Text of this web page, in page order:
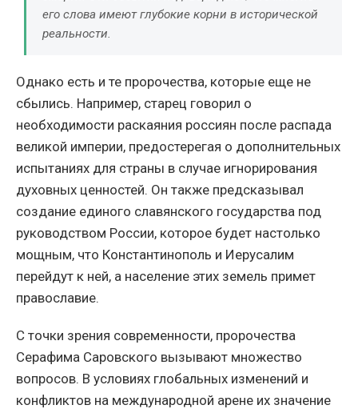
его слова имеют глубокие корни в исторической
реальности.
Однако есть и те пророчества, которые еще не
сбылись. Например, старец говорил о
необходимости раскаяния россиян после распада
великой империи, предостерегая о дополнительных
испытаниях для страны в случае игнорирования
духовных ценностей. Он также предсказывал
создание единого славянского государства под
руководством России, которое будет настолько
мощным, что Константинополь и Иерусалим
перейдут к ней, а население этих земель примет
православие.
С точки зрения современности, пророчества
Серафима Саровского вызывают множество
вопросов. В условиях глобальных изменений и
конфликтов на международной арене их значение